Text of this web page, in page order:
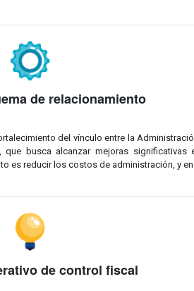
de relacionamiento
del vínculo entre la
que busca alcanzar mejoras significativas
es reducir los costos de administración, y
de control fiscal